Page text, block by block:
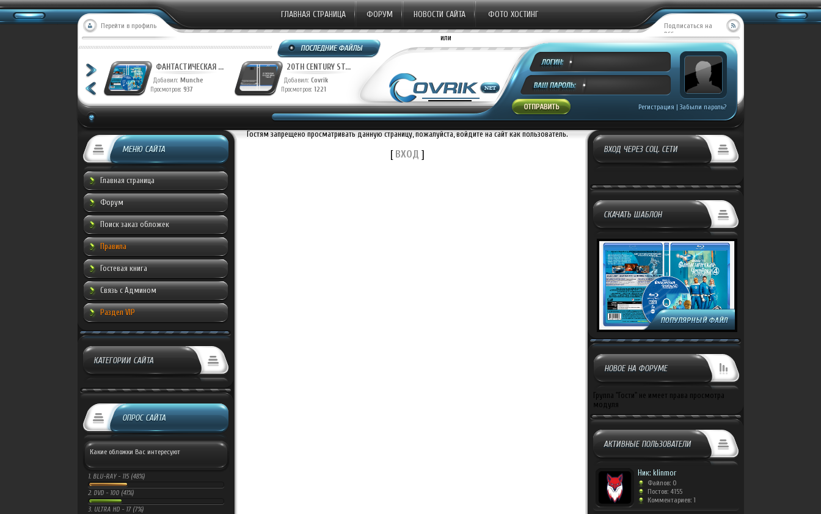
Перейти в профиль
ГЛАВНАЯ СТРАНИЦА ФОРУМ НОВОСТИ САЙТА ФОТО ХОСТИНГ
Подписаться на
RSS
ФАНТАСТИЧЕСКАЯ ...
Добавил: Munche
Просмотров: 937
20TH CENTURY ST...
Добавил: Covrik
Просмотров: 1221
Добавил:
Просмотров:1137
MILL CREEK ENTE...
Добавил: Covrik
Просмотров:499
Регистрация | Забыли пароль?
или
МЕНЮ САЙТА
Главная страница
Форум
Поиск заказ обложек
Правила
Гостевая книга
Связь с Админом
Раздел VIP
КАТЕГОРИИ САЙТА
ОПРОС САЙТА
Какие обложки Вас интересуют
1. BLU-RAY - 115 (48%)
2. DVD - 100 (41%)
3. ULTRA HD - 17 (7%)
Гостям запрещено просматривать данную страницу, пожалуйста, войдите на сайт как пользователь.
[ВХОД ] ВХОД ЧЕРЕЗ СОЦ. СЕТИ
СКАЧАТЬ ШАБЛОН
НОВОЕ НА ФОРУМЕ
Группа "Гости" не имеет права просмотра
модуля
АКТИВНЫЕ ПОЛЬЗОВАТЕЛИ
Ник: klinmor
Файлов: 0
Постов: 4155
Комментариев: 1